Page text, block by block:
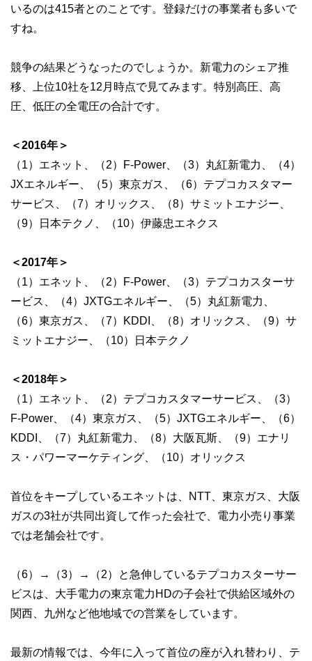
いるのは415者とのことです。登録だけの事業者も多いで
すね。
競争の結果どうなったのでしょうか。新電力のシェア推
移、上位10社を12月時点で見てみます。特別高圧、高
圧、低圧の全電圧の合計です。
＜2016年＞
（1）エネット、（2）F-Power、（3）丸紅新電力、（4）
JXエネルギー、（5）東京ガス、（6）テプコカスタマー
サービス、（7）オリックス、（8）サミットエナジー、
（9）日本テクノ、（10）伊藤忠エネクス
＜2017年＞
（1）エネット、（2）F-Power、（3）テプコカスターサ
ービス、（4）JXTGエネルギー、（5）丸紅新電力、
（6）東京ガス、（7）KDDI、（8）オリックス、（9）サ
ミットエナジー、（10）日本テクノ
＜2018年＞
（1）エネット、（2）テプコカスタマーサービス、（3）
F-Power、（4）東京ガス、（5）JXTGエネルギー、（6）
KDDI、（7）丸紅新電力、（8）大阪瓦斯、（9）エナリ
ス・パワーマーケティング、（10）オリックス
首位をキープしているエネットは、NTT、東京ガス、大阪
ガスの3社が共同出資して作った会社で、電力小売り事業
では老舗会社です。
（6）→（3）→（2）と急伸しているテプコカスターサー
ビスは、大手電力の東京電力HDの子会社で供給区域外の
関西、九州など他地域での営業をしています。
最新の情報では、今年に入って首位の座が入れ替わり、テ